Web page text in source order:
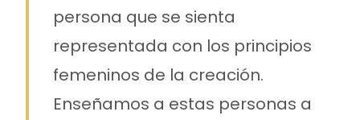
persona que se sienta
representada con los principios
femeninos de la creación.
Enseñamos a estas personas a